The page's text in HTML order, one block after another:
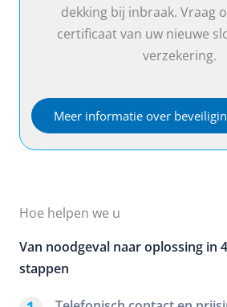
dekking bij inbraak. Vraag
certificaat van uw nieuwe
verzekering.
Meer informatie over
Hoe helpen we u
Van noodgeval naar oplossing in
stappen